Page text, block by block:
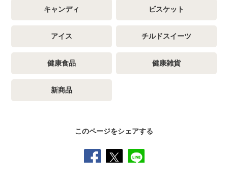
キャンディ ビスケット
アイス チルドスイーツ
健康食品 健康雑貨
新商品
このページをシェアする